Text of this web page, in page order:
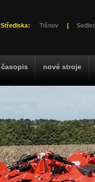
Střediska: Tišnov
časopis nové stroje